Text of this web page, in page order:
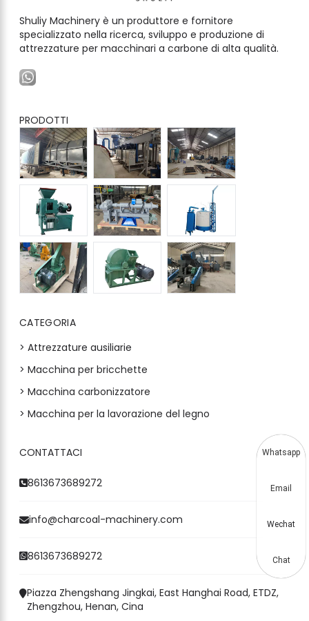
Shuliy Machinery è un produttore e fornitore
specializzato nella ricerca, sviluppo e produzione di
attrezzature per macchinari a carbone di alta qualità.
PRODOTTI
CATEGORIA
> Attrezzature ausiliarie
> Macchina per bricchette
> Macchina carbonizzatore
> Macchina per la lavorazione del legno
CONTATTACI
8613673689272
info@charcoal-machinery.com
8613673689272
Piazza Zhengshang Jingkai, East Hanghai Road, ETDZ,
Zhengzhou, Henan, Cina
Whatsapp
Email
Wechat
Chat